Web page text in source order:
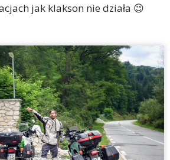
jak klakson nie działa 😉